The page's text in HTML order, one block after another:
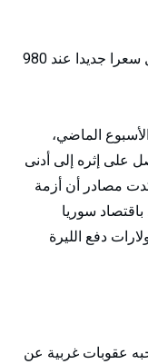
يتواصل انهيار سعر الليرة السورية، ليسجل سعرا جديدا عند 980
الماضي،
على إثره إلى أدنى
مصادر أن أزمة
سوريا
دفع الليرة
عقوبات غربية عن